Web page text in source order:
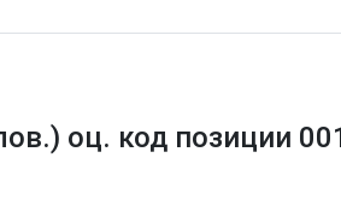
оц. код позиции